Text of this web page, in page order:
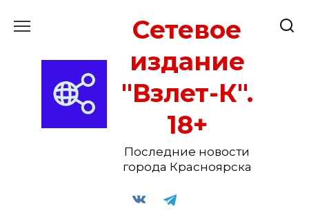
Сетевое
издание
"Взлет-К".
18+
Последние новости
города Красноярска